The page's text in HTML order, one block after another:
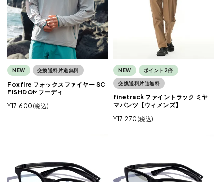
NEW 交換送料片道無料
Foxfire フォックスファイヤー SC
FISHDOMフーディ
¥17,600 税込
NEW ポイント2倍
交換送料片道無料
finetrack ファイントラック ミヤ
マパンツ【ウィメンズ】
¥17,270 税込